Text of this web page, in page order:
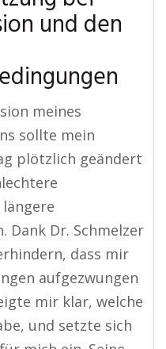
und den
meines
sollte mein
plötzlich geändert
Dank Dr. Schmelzer
dass mir
aufgezwungen
mir klar, welche
und setzte sich